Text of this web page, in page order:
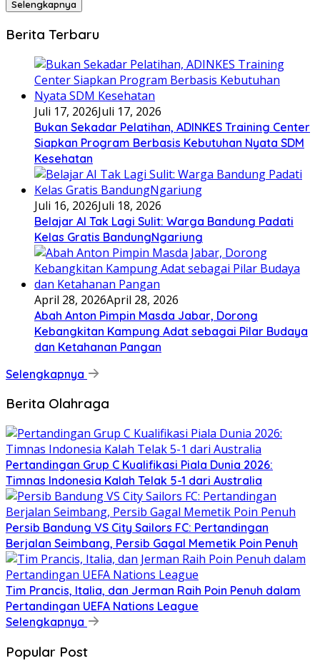
Selengkapnya
Berita Terbaru
Juli 17, 2026Juli 17, 2026
Bukan Sekadar Pelatihan, ADINKES Training Center
Siapkan Program Berbasis Kebutuhan Nyata SDM
Kesehatan
Juli 16, 2026Juli 18, 2026
Belajar AI Tak Lagi Sulit: Warga Bandung Padati
Kelas Gratis BandungNgariung
April 28, 2026April 28, 2026
Abah Anton Pimpin Masda Jabar, Dorong
Kebangkitan Kampung Adat sebagai Pilar Budaya
dan Ketahanan Pangan
Selengkapnya
Berita Olahraga
Pertandingan Grup C Kualifikasi Piala Dunia 2026:
Timnas Indonesia Kalah Telak 5-1 dari Australia
Persib Bandung VS City Sailors FC: Pertandingan
Berjalan Seimbang, Persib Gagal Memetik Poin Penuh
Tim Prancis, Italia, dan Jerman Raih Poin Penuh dalam
Pertandingan UEFA Nations League
Selengkapnya
Popular Post